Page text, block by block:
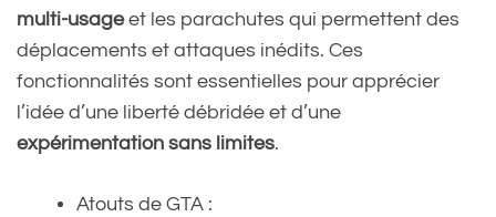
multi-usageet les parachutes qui permettent des
déplacements et attaques inédits. Ces
fonctionnalités sont essentielles pour apprécier
l’idée d’une liberté débridée et d’une
expérimentation sans limites.
Atouts de GTA :